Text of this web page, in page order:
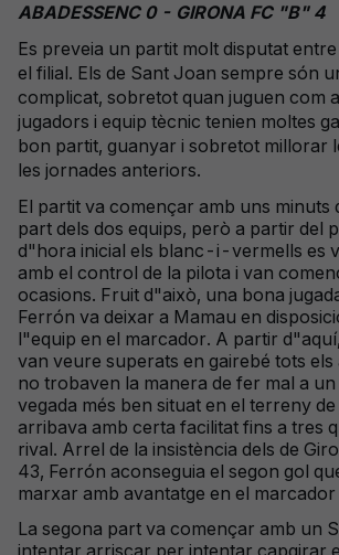
ABADESSENC 0 - GIRONA FC "B" 4
Es preveia un partit molt disputat
el filial. Els de Sant Joan sempre són
complicat, sobretot quan juguen com
jugadors i equip tècnic tenien moltes
bon partit, guanyar i sobretot millorar
les jornades anteriors.
El partit va començar amb uns minuts
part dels dos equips, però a partir del
d"hora inicial els blanc-i-vermells es
amb el control de la pilota i van
ocasions. Fruit d"això, una bona
Ferrón va deixar a Mamau en
l"equip en el marcador. A partir
van veure superats en gairebé tots els
no trobaven la manera de fer mal a un
vegada més ben situat en el terreny de
arribava amb certa facilitat fins a tres
rival. Arrel de la insistència dels de
43, Ferrón aconseguia el segon gol
marxar amb avantatge en el marcador
La segona part va començar amb un
intentar arriscar per intentar capgirar